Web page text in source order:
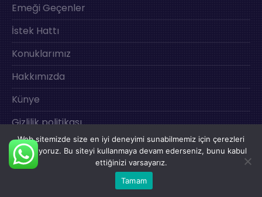
Emeği Geçenler
İstek Hattı
Konuklarımız
Hakkımızda
Künye
Gizlilik politikası
İletişim
Web sitemizde size en iyi deneyimi sunabilmemiz için çerezleri
kullanıyoruz. Bu siteyi kullanmaya devam ederseniz, bunu kabul
ettiğinizi varsayarız.
Tamam